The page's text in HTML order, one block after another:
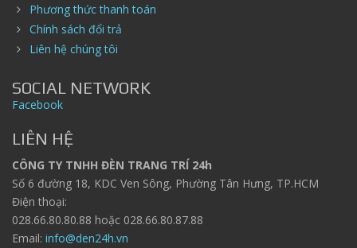
Phương thức thanh toán
Chính sách đổi trả
Liên hệ chúng tôi
SOCIAL NETWORK
Facebook
LIÊN HỆ
CÔNG TY TNHH ĐÈN TRANG TRÍ 24h
Số 6 đường 18, KDC Ven Sông, Phường Tân Hưng, TP.HCM
Điện thoại:
028.66.80.80.88 hoặc 028.66.80.87.88
Email: info@den24h.vn